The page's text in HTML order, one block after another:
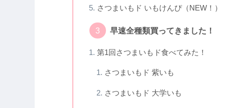
さつまいもド いもけんぴ（NEW！）
早速全種類買ってきました！
第1回さつまいもド食べてみた！
さつまいもド 紫いも
さつまいもド 大学いも